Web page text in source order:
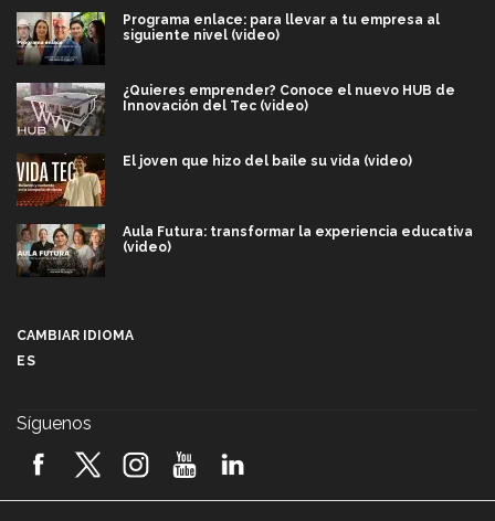
Programa enlace: para llevar a tu empresa al
siguiente nivel (video)
¿Quieres emprender? Conoce el nuevo HUB de
Innovación del Tec (video)
El joven que hizo del baile su vida (video)
Aula Futura: transformar la experiencia educativa
(video)
2026! (video)
CAMBIAR IDIOMA
ES
Síguenos